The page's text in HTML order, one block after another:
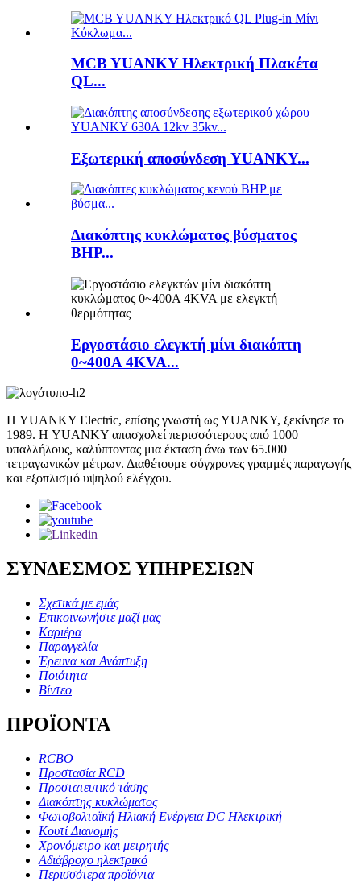
MCB YUANKY Ηλεκτρική Πλακέτα
QL...
Εξωτερική αποσύνδεση YUANKY...
Διακόπτης κυκλώματος βύσματος
BHP...
Εργοστάσιο ελεγκτή μίνι διακόπτη
0~400A 4KVA...
Η YUANKY Electric, επίσης γνωστή ως YUANKY, ξεκίνησε το
1989. Η YUANKY απασχολεί περισσότερους από 1000
υπαλλήλους, καλύπτοντας μια έκταση άνω των 65.000
τετραγωνικών μέτρων. Διαθέτουμε σύγχρονες γραμμές παραγωγής
και εξοπλισμό υψηλού ελέγχου.
ΣΥΝΔΕΣΜΟΣ ΥΠΗΡΕΣΙΩΝ
Σχετικά με εμάς
Επικοινωνήστε μαζί μας
Καριέρα
Παραγγελία
Έρευνα και Ανάπτυξη
Ποιότητα
Βίντεο
ΠΡΟΪΟΝΤΑ
RCBO
Προστασία RCD
Προστατευτικό τάσης
Διακόπτης κυκλώματος
Φωτοβολταϊκή Ηλιακή Ενέργεια DC Ηλεκτρική
Κουτί Διανομής
Χρονόμετρο και μετρητής
Αδιάβροχο ηλεκτρικό
Περισσότερα προϊόντα